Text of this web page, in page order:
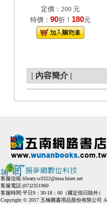
定價：200 元
特價： 90折！ 180元
| 內容簡介 |
客服信箱:library.w3322@msa.hinet.net
客服電話:(07)2351960
客服時間:平日9：30-18：00（國定假日除外）
Copyright © 2017 五楠圖書用品股份有限公司